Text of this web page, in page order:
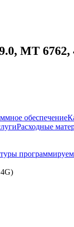
MT 6762,
обеспечение
Расходные